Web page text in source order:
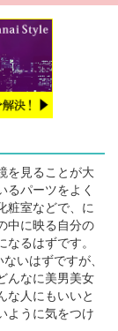
を見ることが大
るパーツをよく
粧室などで、に
中に映る自分の
るはずです。
いはずですが、
んなに美男美女
な人にもいいと
ように気をつけ